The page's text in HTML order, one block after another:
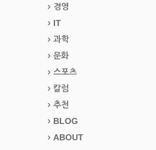
경영
IT
과학
문화
스포츠
칼럼
추천
BLOG
ABOUT